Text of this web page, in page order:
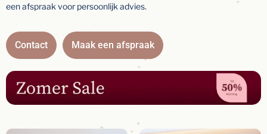
een afspraak voor persoonlijk advies.
Contact Maak een afspraak